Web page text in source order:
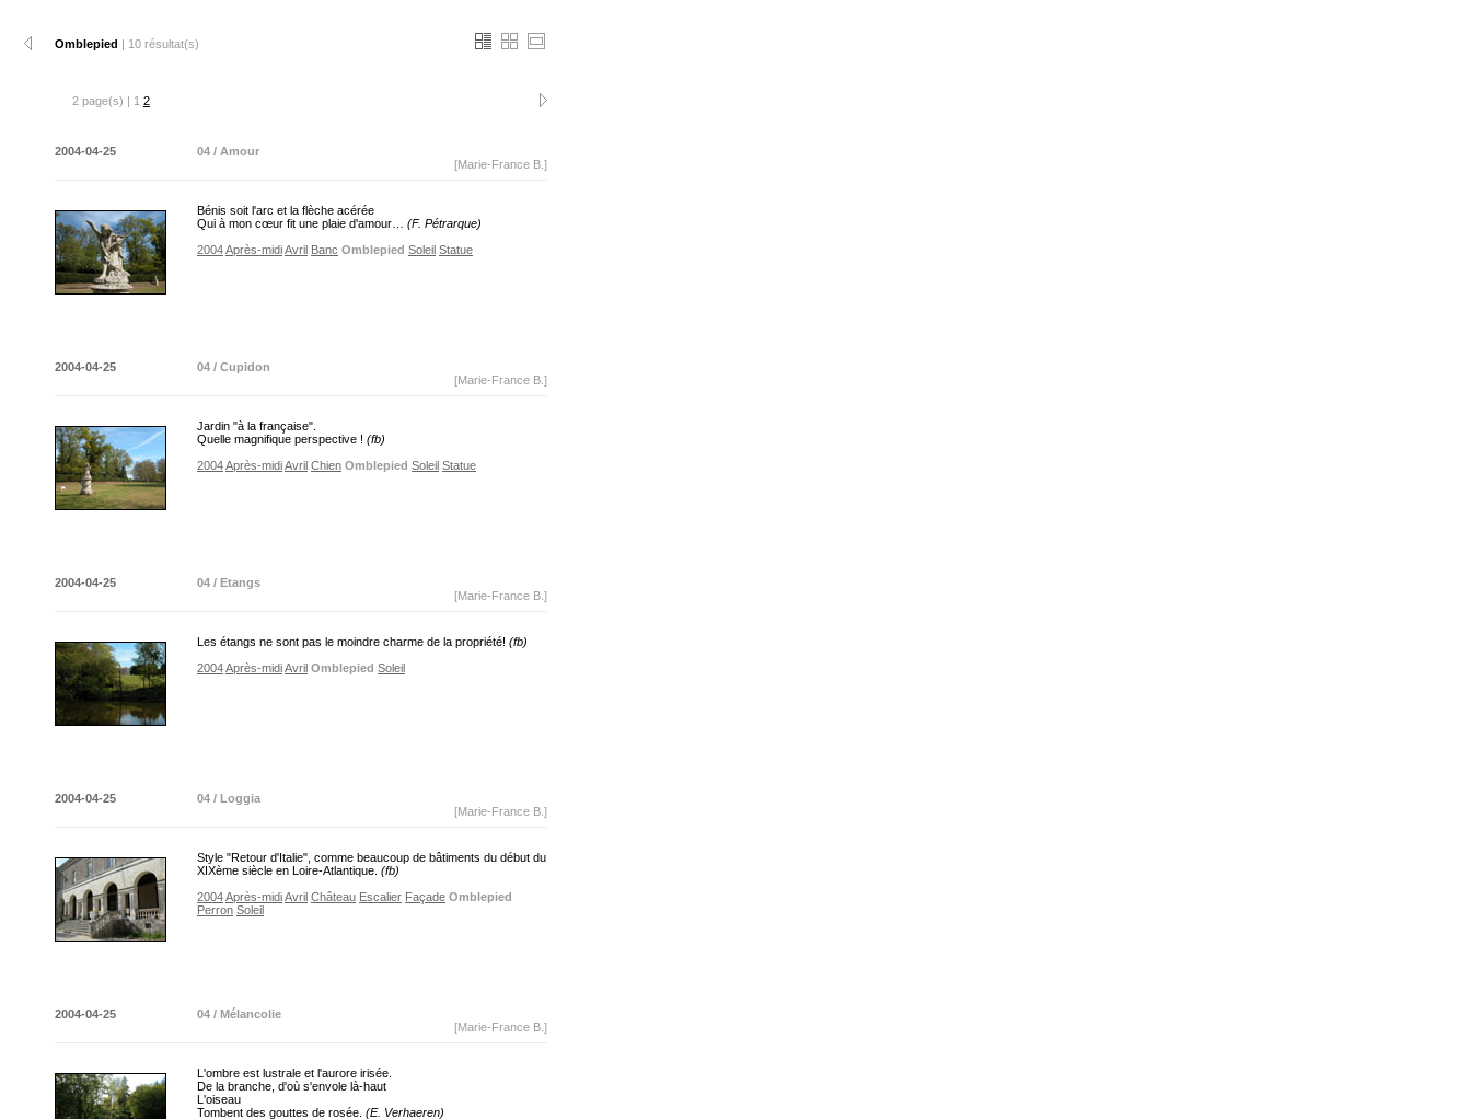
Omblepied | 10 résultat(s)
2 page(s) | 1 2
2004-04-25
04 / Amour
[Marie-France B.]
Bénis soit l'arc et la flèche acérée
Qui à mon cœur fit une plaie d'amour… (F. Pétrarque)
2004Après-midiAvril Banc Omblepied Soleil Statue
2004-04-25
04 / Cupidon
[Marie-France B.]
Jardin "à la française".
Quelle magnifique perspective ! (fb)
2004Après-midiAvril Chien Omblepied Soleil Statue
2004-04-25
04 / Etangs
[Marie-France B.]
Les étangs ne sont pas le moindre charme de la propriété! (fb)
2004Après-midiAvril Omblepied Soleil
2004-04-25
04 / Loggia
[Marie-France B.]
Style "Retour d'Italie", comme beaucoup de bâtiments du début du
XIXème siècle en Loire-Atlantique. (fb)
2004Après-midiAvril Château Escalier Façade Omblepied
Perron Soleil
2004-04-25
04 / Mélancolie
[Marie-France B.]
L'ombre est lustrale et l'aurore irisée.
De la branche, d'où s'envole là-haut
L'oiseau
Tombent des gouttes de rosée. (E. Verhaeren)